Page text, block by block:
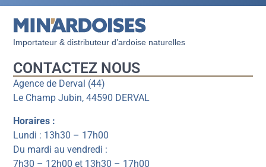
Importateur & distributeur d’ardoise naturelles
CONTACTEZ NOUS
Agence de Derval (44)
Le Champ Jubin, 44590 DERVAL
Horaires :
Lundi : 13h30 – 17h00
Du mardi au vendredi :
7h30 – 12h00 et 13h30 – 17h00